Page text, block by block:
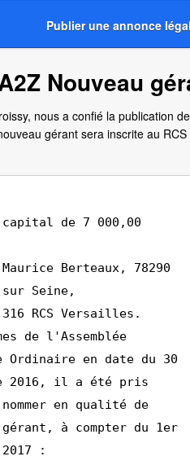
Publier une annonce
Nouveau
nous a confié la publication
gérant sera inscrite au RCS
capital de 7 000,00
Berteaux, 78290
Seine,
316 RCS Versailles.
de l'Assemblée
Ordinaire en date du 30
2016, il a été pris
en qualité de
gérant, à compter du 1er
: